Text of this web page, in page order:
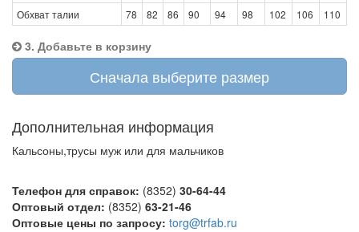
Обхват талии
78 82 86 90 94 98 102 106 110
3. Добавьте в корзину
Сначала выберите размер
Дополнительная информация
Кальсоны,трусы муж или для мальчиков
Телефон для справок: (8352) 30-64-44
Оптовый отдел: (8352) 63-21-46
Оптовые цены по запросу: torg@trfab.ru